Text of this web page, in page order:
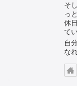
そ
っ
休
て
自
な